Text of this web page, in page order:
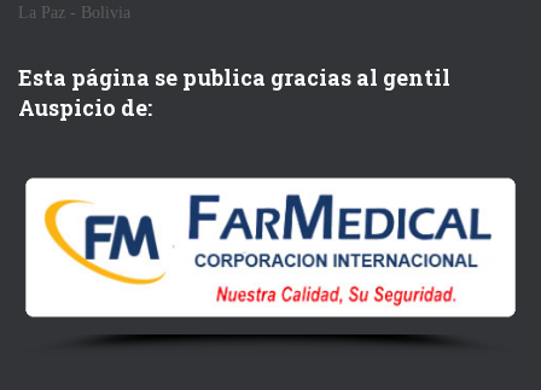
La Paz - Bolivia
Esta página se publica gracias al gentil
Auspicio de: